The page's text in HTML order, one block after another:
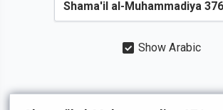
Show Arabic